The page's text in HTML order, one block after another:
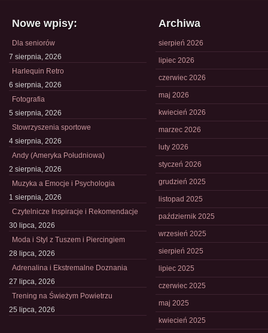
Nowe wpisy:
Dla seniorów
7 sierpnia, 2026
Harlequin Retro
6 sierpnia, 2026
Fotografia
5 sierpnia, 2026
Stowrzyszenia sportowe
4 sierpnia, 2026
Andy (Ameryka Południowa)
2 sierpnia, 2026
Muzyka a Emocje i Psychologia
1 sierpnia, 2026
Czytelnicze Inspiracje i Rekomendacje
30 lipca, 2026
Moda i Styl z Tuszem i Piercingiem
28 lipca, 2026
Adrenalina i Ekstremalne Doznania
27 lipca, 2026
Trening na Świeżym Powietrzu
25 lipca, 2026
Archiwa
sierpień 2026
lipiec 2026
czerwiec 2026
maj 2026
kwiecień 2026
marzec 2026
luty 2026
styczeń 2026
grudzień 2025
listopad 2025
październik 2025
wrzesień 2025
sierpień 2025
lipiec 2025
czerwiec 2025
maj 2025
kwiecień 2025